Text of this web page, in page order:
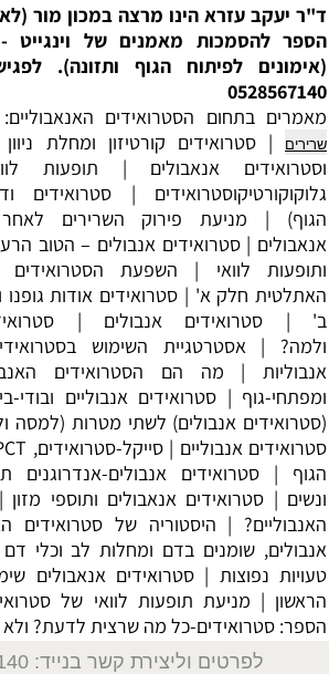
ד"ר יעקב עזרא הינו מרצה במכון מור
הספר להסמכות מאמנים של וינגייט
(אימונים לפיתוח הגוף ותזונה).
0528567140
מאמרים בתחום הסטרואידים האנאבוליים:
שרירים
|סטרואידים קורטיזון ומחלת
וסטרואידים אנאבולים | תופעות
גלוקוקורטיקוסטרואידים | סטרואידים
הגוף) | מניעת פירוק השרירים
אנאבולים |סטרואידים אנבולים – הטוב
ותופעות לוואי | השפעת הסטרואידים
האתלטית חלק א' | סטרואידים אודות
ב' | סטרואידים אנבולים |
ולמה? | אסטרטגיית השימוש
אנבוליות | מה הם הסטרואידים
ומפתחי-גוף | סטרואידים אנבוליים ובודי-
(סטרואידים אנבולים) לשתי מטרות (למסה
סטרואידים אנבוליים |
הגוף | סטרואידים אנבולים-אנדרוגנים
ונשים | סטרואידים אנאבולים ותוספי מזון |
האנבוליים? | היסטוריה של סטרואידים
אנבולים, שומנים בדם ומחלות לב וכלי דם
טעויות נפוצות | סטרואידים אנאבולים
הראשון | מניעת תופעות לוואי של
הספר: סטרואידים-כל מה שרצית לדעת?
לפרטים וליצירת קשר בנייד: 052-8567140